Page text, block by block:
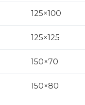
125×100
125×125
150×70
150×80